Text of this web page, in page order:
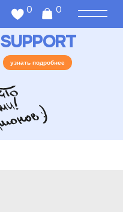
0
узнать подробнее
SUPPORT